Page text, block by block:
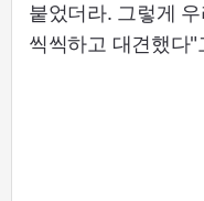
붙었더라. 그렇게
씩씩하고 대견했다"